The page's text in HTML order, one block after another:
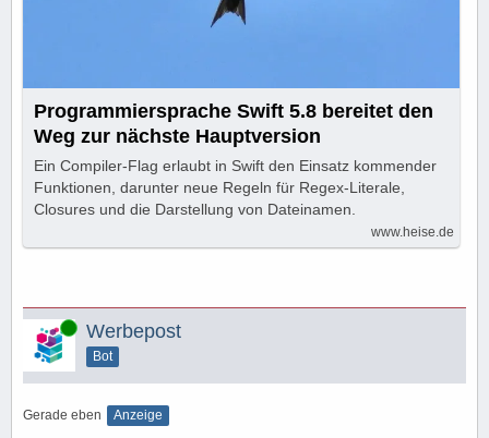
Programmiersprache Swift 5.8 bereitet den
Weg zur nächste Hauptversion
Ein Compiler-Flag erlaubt in Swift den Einsatz kommender
Funktionen, darunter neue Regeln für Regex-Literale,
Closures und die Darstellung von Dateinamen.
www.heise.de
Online Werbepost
Bot
Gerade eben Anzeige